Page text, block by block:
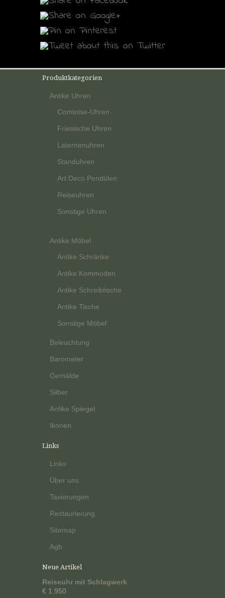
Produktkategorien
Antike Uhren
Comtoise-Uhren
Friesische Uhren
Laternenuhren
Standuhren
Art Deco Pendülen
Reiseuhren
Sonstige Uhren
Antike Möbel
Antike Schränke
Antike Kommoden
Antike Schreibtische
Antike Tische
Sonstige Möbel
Beleuchtung
Barometer
Gemälde
Silber
Antike Spiegel
Ikonen
Links
Links
Über uns
Taxierungen
Restaurierung
Sitemap
Agb
Neue Artikel
Reiseuhr mit Schlagwerk
€ 1.950